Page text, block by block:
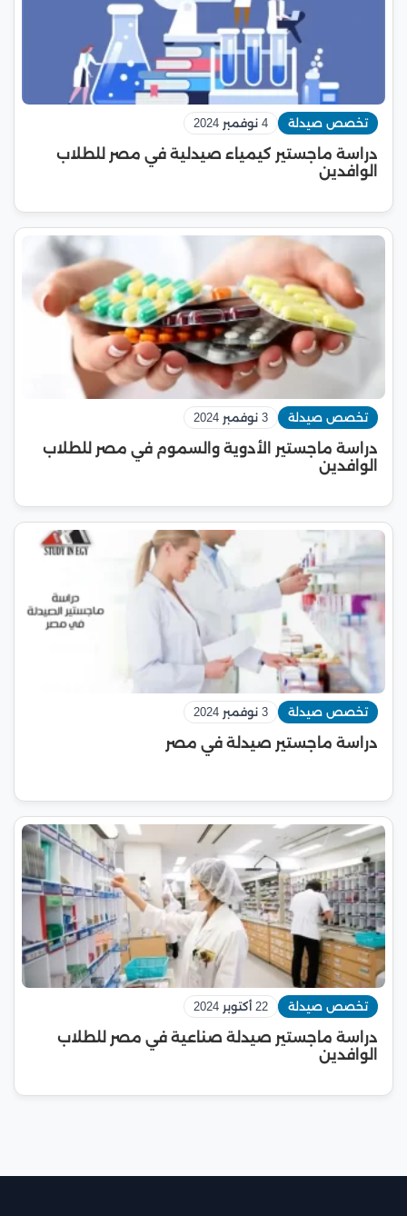
تخصص صيدلة 4 نوفمبر 2024
دراسة ماجستير كيمياء صيدلية في مصر للطلاب
الوافدين
تخصص صيدلة 3 نوفمبر 2024
دراسة ماجستير الأدوية والسموم في مصر للطلاب
الوافدين
تخصص صيدلة 3 نوفمبر 2024
دراسة ماجستير صيدلة في مصر
تخصص صيدلة 22 أكتوبر 2024
دراسة ماجستير صيدلة صناعية في مصر للطلاب
الوافدين